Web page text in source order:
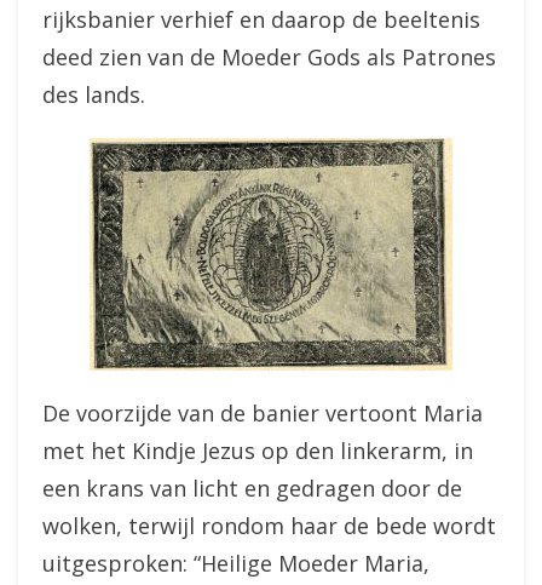
rijksbanier verhief en daarop de beeltenis
deed zien van de Moeder Gods als Patrones
des lands.
De voorzijde van de banier vertoont Maria
met het Kindje Jezus op den linkerarm, in
een krans van licht en gedragen door de
wolken, terwijl rondom haar de bede wordt
uitgesproken: “Heilige Moeder Maria,